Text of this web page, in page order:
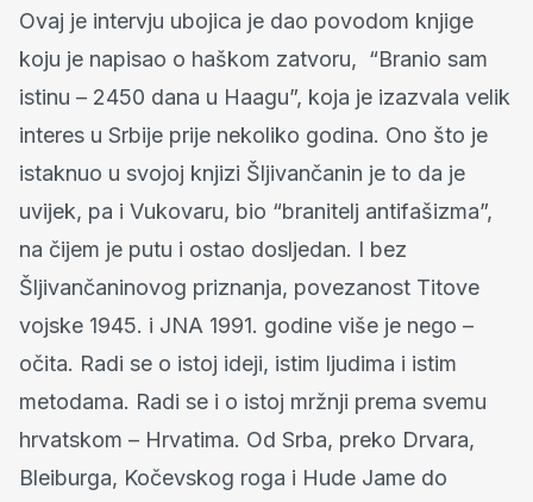
Ovaj je intervju ubojica je dao povodom knjige
koju je napisao o haškom zatvoru, “Branio sam
istinu – 2450 dana u Haagu”, koja je izazvala velik
interes u Srbije prije nekoliko godina. Ono što je
istaknuo u svojoj knjizi Šljivančanin je to da je
uvijek, pa i Vukovaru, bio “branitelj antifašizma”,
na čijem je putu i ostao dosljedan. I bez
Šljivančaninovog priznanja, povezanost Titove
vojske 1945. i JNA 1991. godine više je nego –
očita. Radi se o istoj ideji, istim ljudima i istim
metodama. Radi se i o istoj mržnji prema svemu
hrvatskom – Hrvatima. Od Srba, preko Drvara,
Bleiburga, Kočevskog roga i Hude Jame do